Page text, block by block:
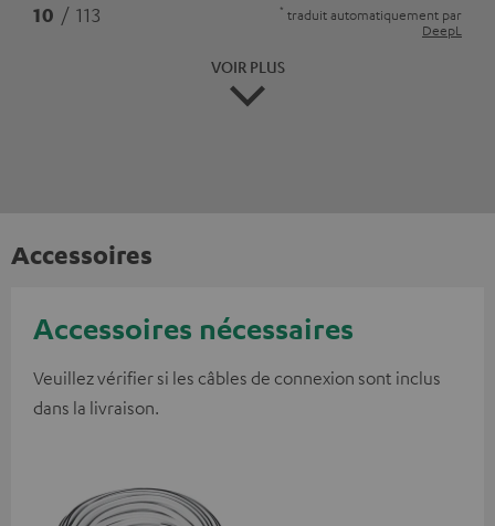
10 / 113 * traduit automatiquement par
DeepL
VOIR PLUS
Accessoires
Accessoires nécessaires
Veuillez vérifier si les câbles de connexion sont inclus
dans la livraison.